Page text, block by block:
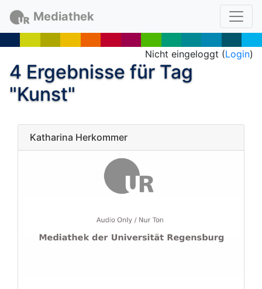
Mediathek
Nicht eingeloggt (Login)
4 Ergebnisse für Tag
"Kunst"
Katharina Herkommer